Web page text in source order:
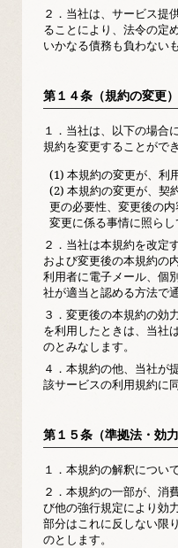
２． 当社は、サービス提
ることにより、法令の定
いかなる債務も負わない
第１４条（規約の変更）
１． 当社は、以下の場合
規約を変更することができ
(1) 本規約の変更が、利
(2) 本規約の変更が、契
更の必要性、変更後の
変更に係る事情に照ら
２． 当社は本規約を改定
および変更後の本規約の
利用者に電子メール、個
社が適当と認める方法で
３． 変更後の本規約の効
を利用したときは、当社
のとみなします。
４． 本規約の他、当社が
該サービスの利用規約に
第１５条（準拠法・効力
１． 本規約の解釈につい
２． 本規約の一部が、消
び他の強行規定により効
部分はこれに反しない限
のとします。